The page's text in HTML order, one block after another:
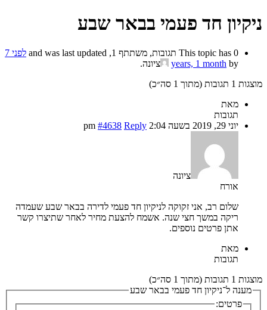
ניקיון חד פעמי בבאר שבע
This topic has 0 תגובות, משתתף 1, and was last updated
לפני 7
years, 1 month by ציונה.
מוצגות 1 תגובות (מתוך 1 סה״כ)
מאת
תגובות
יוני 29, 2019 בשעה 2:04 pm
#4638 Reply
ציונה
אורח
שלום רב, אני זקוקה לניקיון חד פעמי לדירה בבאר שבע שעמדה
ריקה במשך חצי שנה. אשמח להצעת מחיר לאחר שתיצרו קשר
אתן פרטים נוספים.
מאת
תגובות
מוצגות 1 תגובות (מתוך 1 סה״כ)
מענה ל־ניקיון חד פעמי בבאר שבע
פרטים: